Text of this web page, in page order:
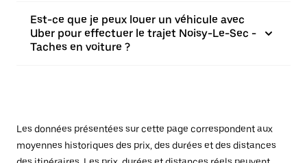
Est-ce que je peux louer un véhicule avec
Uber pour effectuer le trajet Noisy-Le-Sec -
Taches en voiture ?
Les données présentées sur cette page correspondent aux
moyennes historiques des prix, des durées et des distances